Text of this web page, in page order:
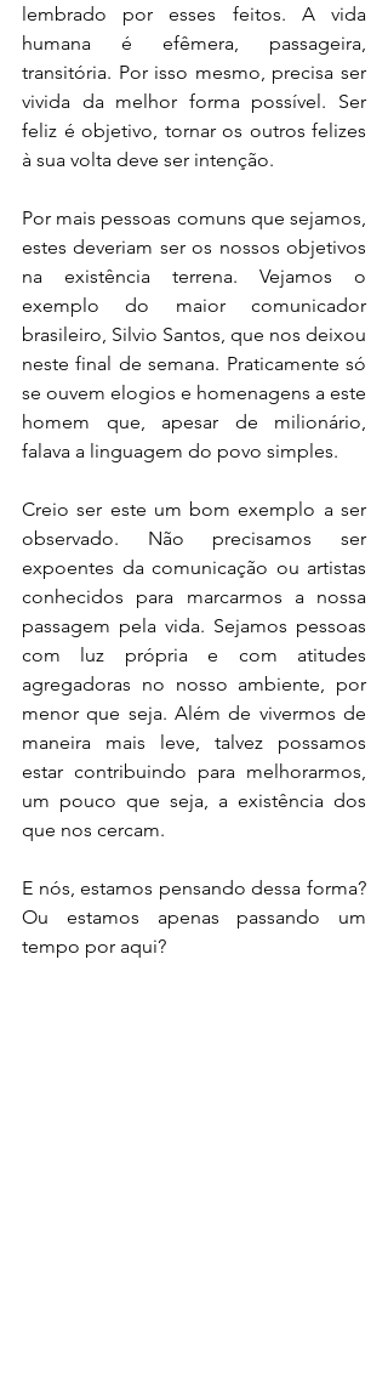
lembrado por esses feitos. A vida
humana é efêmera, passageira,
transitória. Por isso mesmo, precisa ser
vivida da melhor forma possível. Ser
feliz é objetivo, tornar os outros felizes
à sua volta deve ser intenção.
Por mais pessoas comuns que sejamos,
estes deveriam ser os nossos objetivos
na existência terrena. Vejamos o
exemplo do maior comunicador
brasileiro, Silvio Santos, que nos deixou
neste final de semana. Praticamente só
se ouvem elogios e homenagens a este
homem que, apesar de milionário,
falava a linguagem do povo simples.
Creio ser este um bom exemplo a ser
observado. Não precisamos ser
expoentes da comunicação ou artistas
conhecidos para marcarmos a nossa
passagem pela vida. Sejamos pessoas
com luz própria e com atitudes
agregadoras no nosso ambiente, por
menor que seja. Além de vivermos de
maneira mais leve, talvez possamos
estar contribuindo para melhorarmos,
um pouco que seja, a existência dos
que nos cercam.
E nós, estamos pensando dessa forma?
Ou estamos apenas passando um
tempo por aqui?